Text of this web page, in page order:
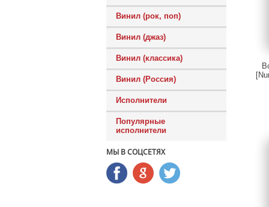
Винил (рок, поп)
Винил (джаз)
Винил (классика)
Винил (Россия)
Исполнители
Популярные
исполнители
МЫ В СОЦСЕТЯХ